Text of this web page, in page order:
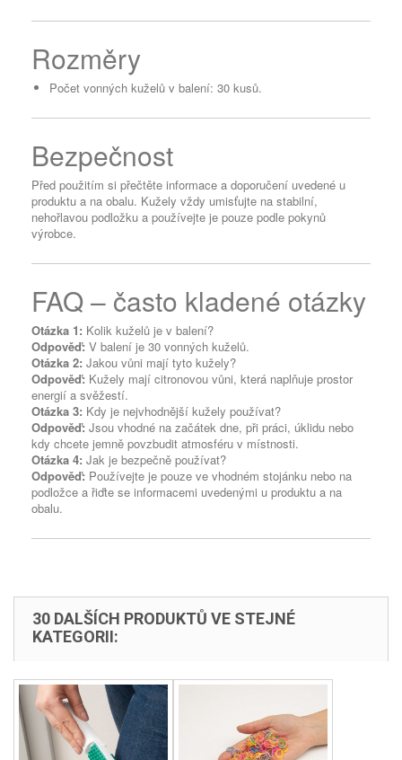
Rozměry
Počet vonných kuželů v balení: 30 kusů.
Bezpečnost
Před použitím si přečtěte informace a doporučení uvedené u
produktu a na obalu. Kužely vždy umisťujte na stabilní,
nehořlavou podložku a používejte je pouze podle pokynů
výrobce.
FAQ – často kladené otázky
Otázka 1: Kolik kuželů je v balení?
Odpověď: V balení je 30 vonných kuželů.
Otázka 2: Jakou vůni mají tyto kužely?
Odpověď: Kužely mají citronovou vůni, která naplňuje prostor
energií a svěžestí.
Otázka 3: Kdy je nejvhodnější kužely používat?
Odpověď: Jsou vhodné na začátek dne, při práci, úklidu nebo
kdy chcete jemně povzbudit atmosféru v místnosti.
Otázka 4: Jak je bezpečně používat?
Odpověď: Používejte je pouze ve vhodném stojánku nebo na
podložce a řiďte se informacemi uvedenými u produktu a na
obalu.
30 DALŠÍCH PRODUKTŮ VE STEJNÉ
KATEGORII: